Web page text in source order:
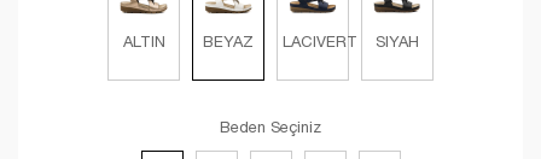
ALTIN BEYAZ LACIVERT SIYAH
Beden Seçiniz